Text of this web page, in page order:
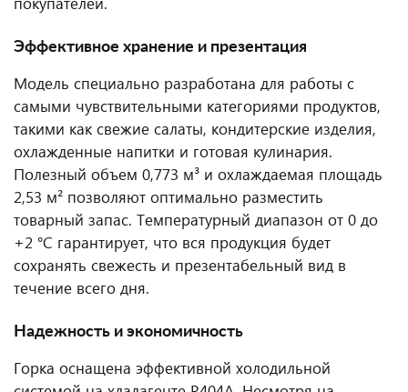
Эффективное хранение и презентация
Модель специально разработана для работы с
самыми чувствительными категориями продуктов,
такими как свежие салаты, кондитерские изделия,
охлажденные напитки и готовая кулинария.
Полезный объем 0,773 м³ и охлаждаемая площадь
2,53 м² позволяют оптимально разместить
товарный запас. Температурный диапазон от 0 до
+2 °C гарантирует, что вся продукция будет
сохранять свежесть и презентабельный вид в
течение всего дня.
Надежность и экономичность
Горка оснащена эффективной холодильной